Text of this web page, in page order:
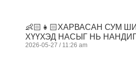
👶🏻👧🏻ХАРВАСАН СУМ
ХҮҮХЭД НАСЫГ НЬ
2026-05-27 11:26 am